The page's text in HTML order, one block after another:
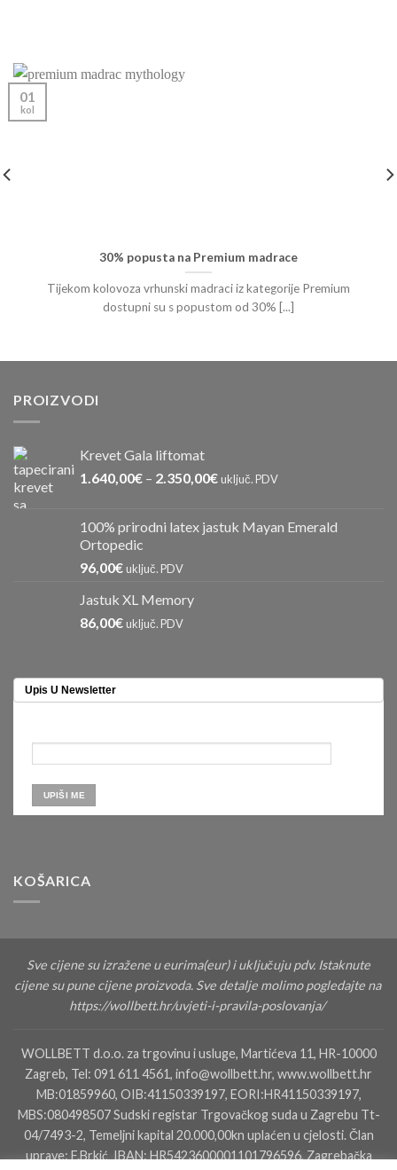
30% popusta na Premium madrace
Tijekom kolovoza vrhunski madraci iz kategorije Premium
dostupni su s popustom od 30% [...]
01
kol
PROIZVODI
Krevet Gala liftomat
1.640,00€ – 2.350,00€ uključ. PDV
100% prirodni latex jastuk Mayan Emerald
Ortopedic
96,00€ uključ. PDV
Jastuk XL Memory
86,00€ uključ. PDV
Upis U Newsletter
KOŠARICA
Sve cijene su izražene u eurima(eur) i uključuju pdv. Istaknute
cijene su pune cijene proizvoda. Sve detalje molimo pogledajte na
https://wollbett.hr/uvjeti-i-pravila-poslovanja/
WOLLBETT d.o.o. za trgovinu i usluge, Martićeva 11, HR-10000
Zagreb, Tel: 091 611 4561, info@wollbett.hr, www.wollbett.hr
MB:01859960, OIB:41150339197, EORI:HR41150339197,
MBS:080498507 Sudski registar Trgovačkog suda u Zagrebu Tt-
04/7493-2, Temeljni kapital 20.000,00kn uplaćen u cjelosti. Član
uprave: F.Brkić IBAN: HR5423600001101796596, Zagrebačka